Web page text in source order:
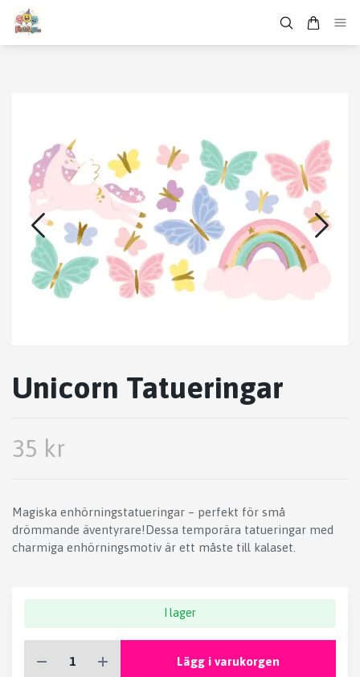
Unicorn Tatueringar
35 kr
Magiska enhörningstatueringar – perfekt för små
drömmande äventyrare!Dessa temporära tatueringar med
charmiga enhörningsmotiv är ett måste till kalaset.
I lager
Lägg i varukorgen